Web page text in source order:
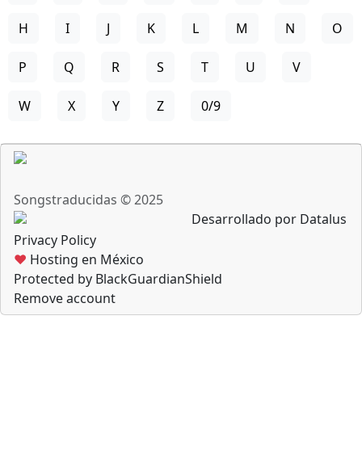
H I J K L M N O
P Q R S T U V
W X Y Z 0/9
Songstraducidas © 2025
Desarrollado por Datalus
Privacy Policy
♥ Hosting en México
Protected by BlackGuardianShield
Remove account